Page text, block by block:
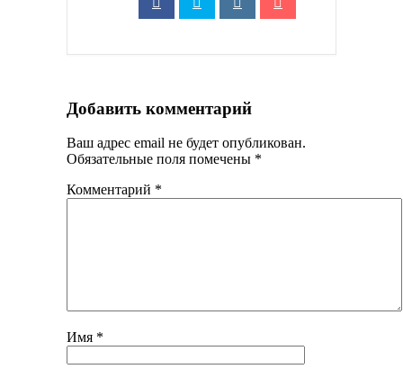
Добавить комментарий
Ваш адрес email не будет опубликован.
Обязательные поля помечены *
Комментарий *
Имя *